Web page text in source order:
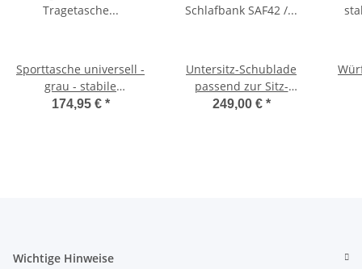
Sporttasche universell -
grau - stabile
Tragetasche für
174,95 € *
Untersitz-Schublade
passend zur Sitz-
Schlafbank SAF42 /
249,00 € *
Wichtige Hinweise